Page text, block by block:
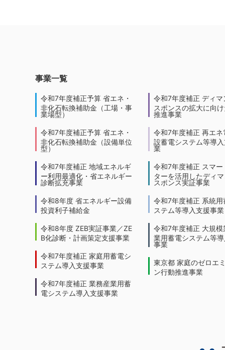
事業一覧
令和7年度補正予算 省エネ・
非化石転換補助金（工場・事
業場型）
令和7年度補正予算 省エネ・
非化石転換補助金（設備単位
型）
令和7年度補正 地域エネルギ
ー利用最適化・省エネルギー
診断拡充事業
令和8年度 省エネルギー設備
投資利子補給金
令和8年度 ZEB実証事業／ZE
B化診断・計画策定支援事業
令和7年度補正 家庭用蓄電シ
ステム導入支援事業
令和7年度補正 業務産業用蓄
電システム導入支援事業
令和7年度補正 ディマ
スポンスの拡大に向
推進事業
令和7年度補正 再エネ
設蓄電システム等導
業
令和7年度補正 スマー
ターを活用したディ
スポンス実証事業
令和7年度補正 系統用
ステム等導入支援事業
令和7年度補正 大規模
業用蓄電システム等
事業
東京都 家庭のゼロエ
ン行動推進事業